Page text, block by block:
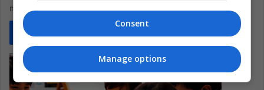
mundial,…
Read More »
Consent
Manage options